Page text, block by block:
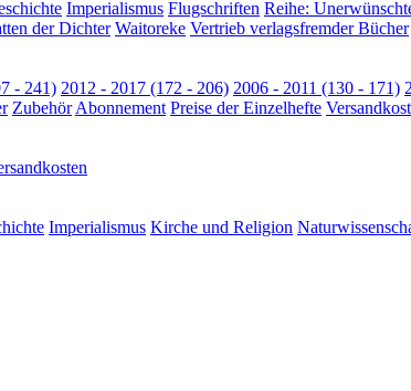
Imperialismus Flugschriften Reihe:
der Dichter Waitoreke Vertrieb verlagsfremder Bücher
- 241) 2012 - 2017 (172 - 206) 2006 - 2011 (130 - 171)
ZubehörAbonnement Preise der Einzelhefte
Imperialismus Kirche und Religion